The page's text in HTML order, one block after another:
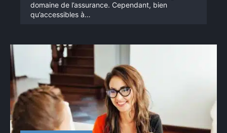
domaine de l’assurance. Cependant, bien
qu’accessibles à…